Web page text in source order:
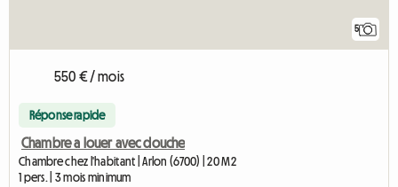
5
550 € / mois
Réponse rapide
Chambre a louer avec douche
Chambre chez l'habitant | Arlon (6700) | 20 M2
1 pers. | 3 mois minimum